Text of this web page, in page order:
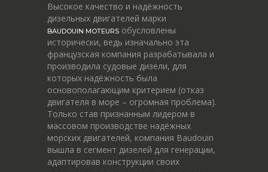
Высокое качество и надёжность
дизельных двигателей марки
BAUDOUIN MOTEURS обусловлены
исторически, ведь изначально эта
французская компания разрабатывала и
производила судовые дизели, для
которых надёжность была
основополагающим критерием (отказ
двигателя в море – огромная проблема).
Только став признанным лидером в
массовом производстве надёжных
морских двигателей, компания Baudouin
вышла в сегмент дизелей для генерации,
адаптировав конструкции своих